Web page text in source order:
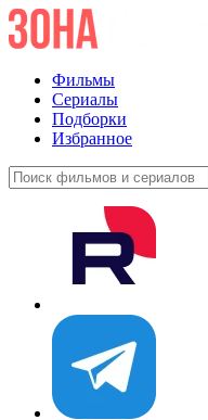
Фильмы
Сериалы
Подборки
Избранное